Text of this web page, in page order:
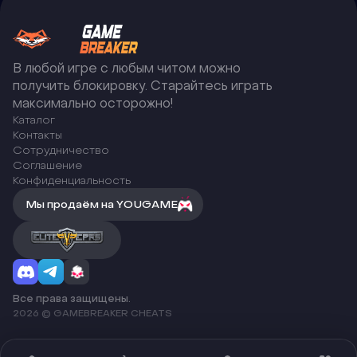
В любой игре с любым читом можно
получить блокировку. Старайтесь играть
максимально осторожно!
Каталог
Контакты
Сотрудничество
Соглашение
Конфиденциальность
Мы продаём на YOUGAME
Все права защищены.
2026 © GAMEBREAKER CHEATS